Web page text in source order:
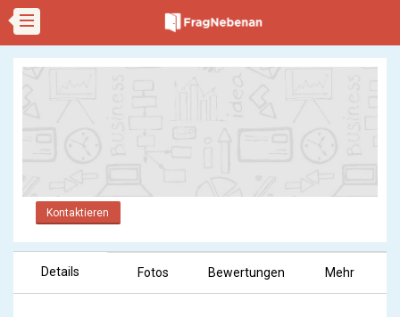
Kontaktieren
Details Fotos Bewertungen Mehr